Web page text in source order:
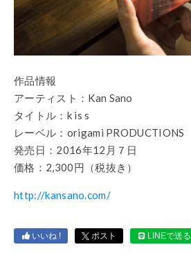
作品情報
アーティスト：Kan Sano
タイトル：k is s
レーベル：origami PRODUCTIONS
発売日：2016年12月７日
価格：2,300円（税抜き）
http://kansano.com/
いいね ! ポスト LINEで送る